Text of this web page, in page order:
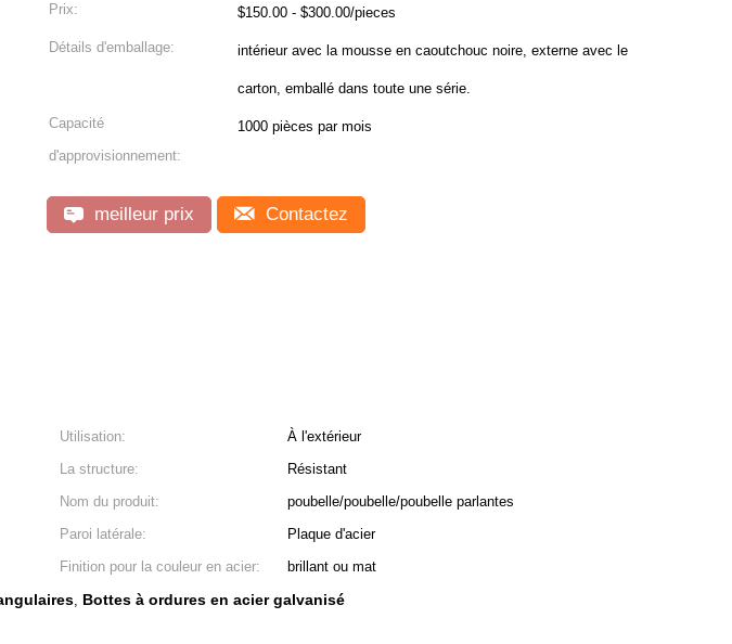
Prix: $150.00 - $300.00/pieces
Détails d'emballage: intérieur avec la mousse en caoutchouc noire, externe avec le
carton, emballé dans toute une série.
Capacité
d'approvisionnement:
1000 pièces par mois
meilleur prix Contactez
Utilisation:
À l'extérieur
La structure:
Résistant
Nom du produit:
poubelle/poubelle/poubelle parlantes
Paroi latérale:
Plaque d'acier
Finition pour la couleur en acier:
brillant ou mat
, Bottes à ordures en acier galvanisé